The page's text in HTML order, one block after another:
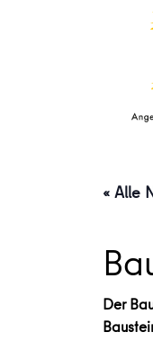
« Alle
Der